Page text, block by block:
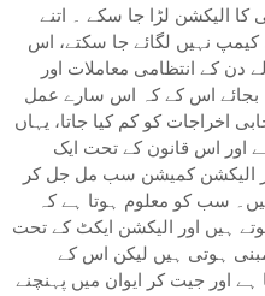
الیکشن لڑا جا سکے ۔ اتنے
کیمپ نہیں لگائے جا سکتے، اس
دن کے انتظامی معاملات اور
بجائے اس کے کہ اس سارے عمل
اخراجات کو کم کیا جاتا، یہاں
ہے اور اس قانون کے تحت ایک
الیکشن کمیشن سب مل جل کر
سب کو معلوم ہوتا ہے کہ
ہیں اور الیکشن ایکٹ کے تحت
ہوتی ہیں لیکن اس کے
اور جیت کر ایوان میں پہنچنے